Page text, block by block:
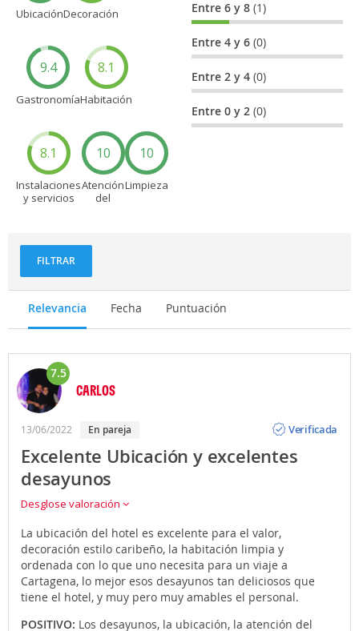
UbicaciónDecoración
9.4
Gastronomía
8.1
Habitación
8.1
Instalaciones
y servicios
10
Atención
del
10
Limpieza
Entre 6 y 8(1)
Entre 4 y 6(0)
Entre 2 y 4(0)
Entre 0 y 2(0)
FILTRAR
Relevancia Fecha Puntuación
7.5
CARLOS
13/06/2022 en pareja
Verificada
Excelente Ubicación y excelentes
desayunos
Desglose valoración
La ubicación del hotel es excelente para el valor,
decoración estilo caribeño, la habitación limpia y
ordenada con lo que uno necesita para un viaje a
Cartagena, lo mejor esos desayunos tan deliciosos que
tiene el hotel, y muy pero muy amables el personal.
POSITIVO: Los desayunos, la ubicación, la atención del